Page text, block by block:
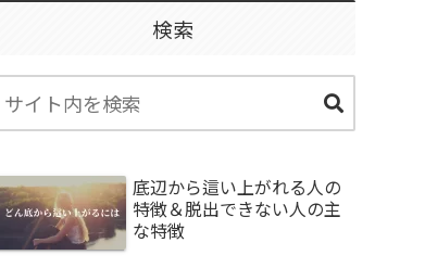
検索
底辺から這い上がれる人の
特徴＆脱出できない人の主
な特徴